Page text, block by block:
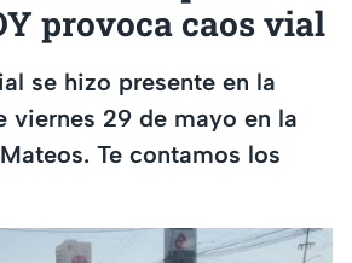
provoca caos vial
se hizo presente en la
viernes 29 de mayo en la
Te contamos los